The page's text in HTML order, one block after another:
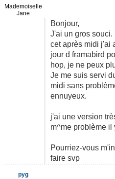
Bonjour,
J'ai un gros souci.
cet après midi j'ai
jour d framabird
hop, je ne peux
Je me suis servi
midi sans
ennuyeux.
j'ai une version
m^me problème il
Pourriez-vous
faire svp
Mademoiselle
Jane
pyg